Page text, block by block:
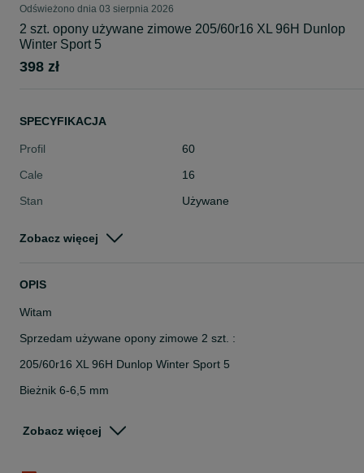
Odświeżono dnia 03 sierpnia 2026
2 szt. opony używane zimowe 205/60r16 XL 96H Dunlop
Winter Sport 5
398 zł
SPECYFIKACJA
Profil
60
Cale
16
Stan
Używane
Szerokość
Zobacz więcej
OPIS
Witam
Sprzedam używane opony zimowe 2 szt. :
205/60r16 XL 96H Dunlop Winter Sport 5
Bieżnik 6-6,5 mm
Zobacz więcej